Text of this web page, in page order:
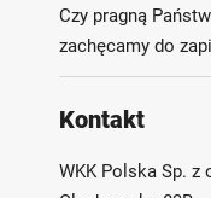
Czy pragną
zachęcamy do
Kontakt
WKK Polska Sp. z